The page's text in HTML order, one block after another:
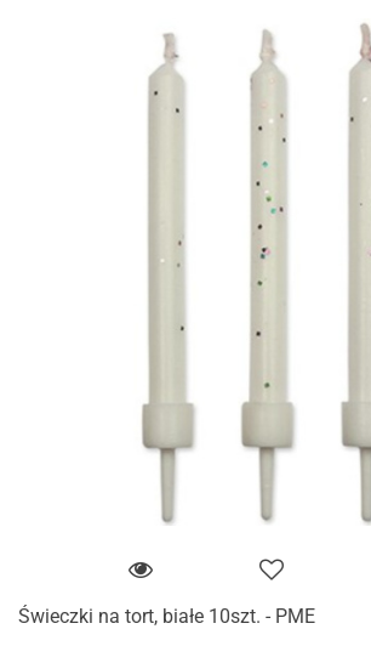
Świeczki na tort, białe 10szt. - PME